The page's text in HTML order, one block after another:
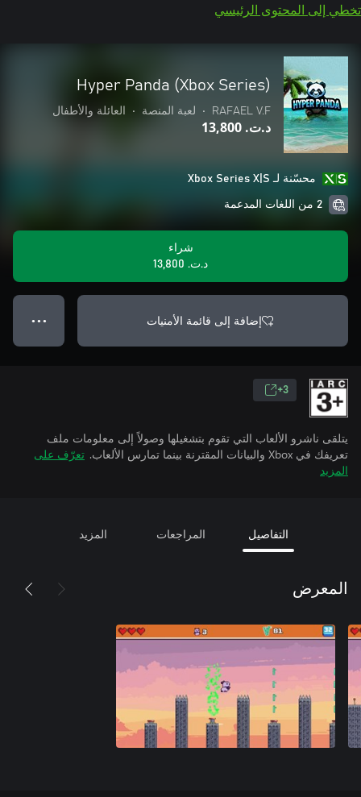
تخطي إلى المحتوى الرئيسي
Hyper Panda (Xbox Series)
RAFAEL V.F
• لعبة المنصة • العائلة والأطفال
د.ت.‏ 13,800
محسّنة لـ Xbox Series X|S
2 من اللغات المدعمة
شراء
د.ت.‏ 13,800
إضافة إلى قائمة الأمنيات ● ● ●
3+
يتلقى ناشرو الألعاب التي تقوم بتشغيلها وصولاً إلى معلومات ملف
تعريفك في Xbox والبيانات المقترنة بينما تمارس الألعاب.
تعرّف على
المزيد
التفاصيل المراجعات المزيد
المعرض